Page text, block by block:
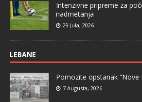
Intenzivne pripreme za
nadmetanja
29 Jula, 2026
LEBANE
Pomozite opstanak “Nove
7 Augusta, 2026